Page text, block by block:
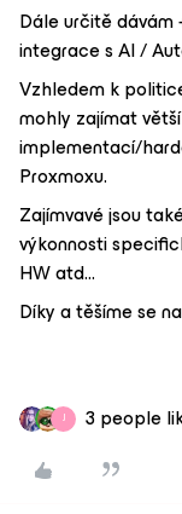
Dále určitě
integrace s AI /
Vzhledem k
mohly zajímat
implementací/
Proxmoxu.
Zajímvavé jsou
výkonnosti
HW atd…
Díky a těšíme se
J 3 people